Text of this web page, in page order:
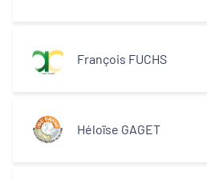
François FUCHS
Héloïse GAGET